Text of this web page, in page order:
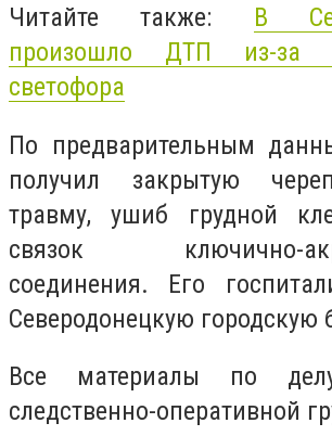
Читайте также: В
произошло ДТП из-за
светофора
По предварительным
получил закрытую
травму, ушиб грудной
связок ключично-
соединения. Его
Северодонецкую городскую
Все материалы по
следственно-оперативной